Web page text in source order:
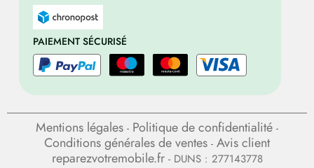
PAIEMENT SÉCURISÉ
Mentions légales - Politique de confidentialité -
Conditions générales de ventes - Avis client
reparezvotremobile.fr- DUNS : 277143778